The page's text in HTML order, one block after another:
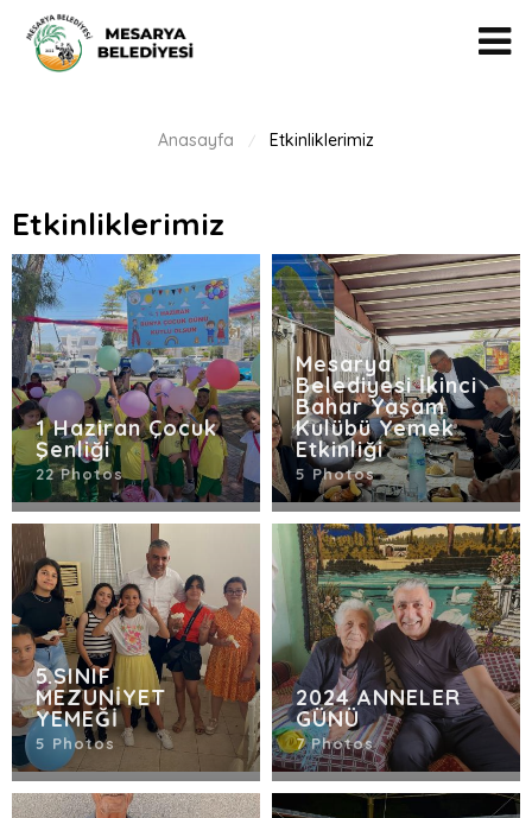
Anasayfa / Etkinliklerimiz
Etkinliklerimiz
1 Haziran Çocuk
Şenliği
22 Photos
Mesarya
Belediyesi İkinci
Bahar Yaşam
Kulübü Yemek
Etkinliği
5 Photos
5.SINIF
MEZUNİYET
YEMEĞİ
5 Photos
2024 ANNELER
GÜNÜ
7 Photos